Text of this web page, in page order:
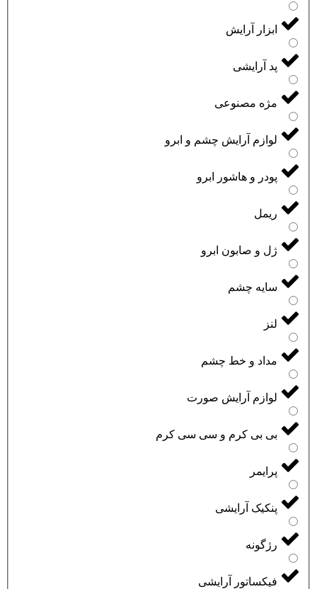
ابزار آرایش
پد آرایشی
مژه مصنوعی
لوازم آرایش چشم و ابرو
پودر و هاشور ابرو
ریمل
ژل و صابون ابرو
سایه چشم
لنز
مداد و خط چشم
لوازم آرایش صورت
بی بی کرم و سی سی کرم
پرایمر
پنکیک آرایشی
رژگونه
فیکساتور آرایشی